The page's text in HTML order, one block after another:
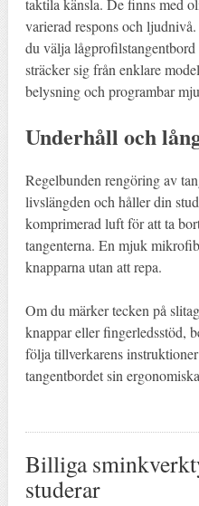
taktila känsla. De finns med
varierad respons och
du välja
sträcker sig från enklare
belysning och programbar
Underhåll och
Regelbunden rengöring av
livslängden och håller din
komprimerad luft för att ta
tangenterna. En mjuk
knapparna utan att repa.
Om du märker tecken på
knappar eller fingerledsstöd,
följa tillverkarens
tangentbordet sin
Billiga
studerar